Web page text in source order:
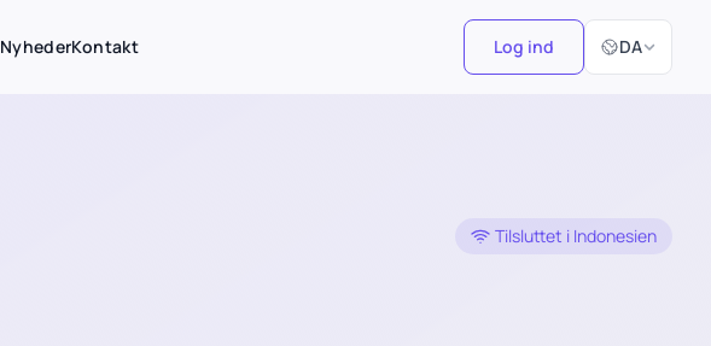
NyhederKontakt Log ind DA
Vælg sprog
Tilsluttet i Indonesien